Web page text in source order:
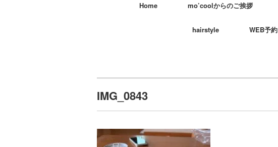
Home mo’coolからのご挨拶
hairstyle WEB予約
IMG_0843